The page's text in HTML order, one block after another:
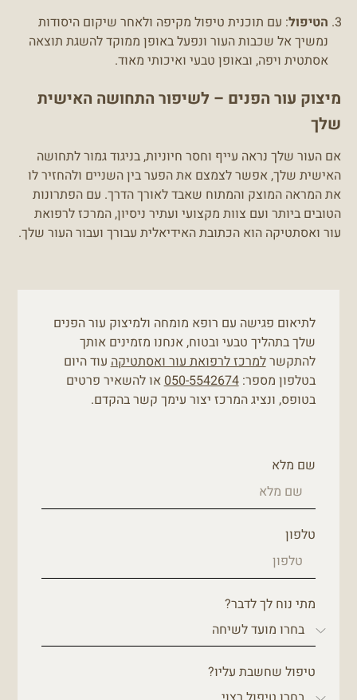
הטיפול: עם תוכנית טיפול מקיפה ולאחר שיקום היסודות
נמשיך אל שכבות העור ונפעל באופן ממוקד להשגת תוצאה
אסתטית ויפה, ובאופן טבעי ואיכותי מאוד.
מיצוק עור הפנים – לשיפור התחושה האישית
שלך
אם העור שלך נראה עייף וחסר חיוניות, בניגוד גמור לתחושה
האישית שלך, אפשר לצמצם את הפער בין השניים ולהחזיר לו
את המראה המוצק והמתוח שאבד לאורך הדרך. עם הפתרונות
הטובים ביותר ועם צוות מקצועי ועתיר ניסיון, המרכז לרפואת
עור ואסתטיקה הוא הכתובת האידיאלית עבורך ועבור העור שלך.
לתיאום פגישה עם רופא מומחה ולמיצוק עור הפנים
שלך בתהליך טבעי ובטוח, אנחנו מזמינים אותך
להתקשרלמרכז לרפואת עור ואסתטיקה עוד היום
בטלפון מספר:050-5542674 או להשאיר פרטים
בטופס, ונציג המרכז יצור עימך קשר בהקדם.
שם מלא
טלפון
מתי נוח לך לדבר?
טיפול שחשבת עליו?